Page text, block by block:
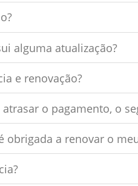
alguma atualização?
e renovação?
atrasar o pagamento, o
obrigada a renovar o